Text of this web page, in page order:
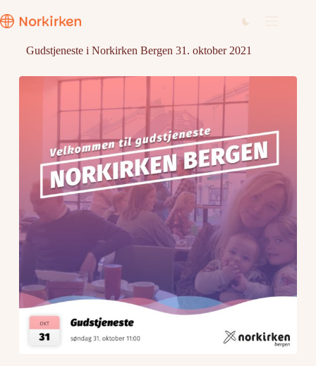
til
innholdet
Gudstjeneste i Norkirken Bergen 31. oktober 2021